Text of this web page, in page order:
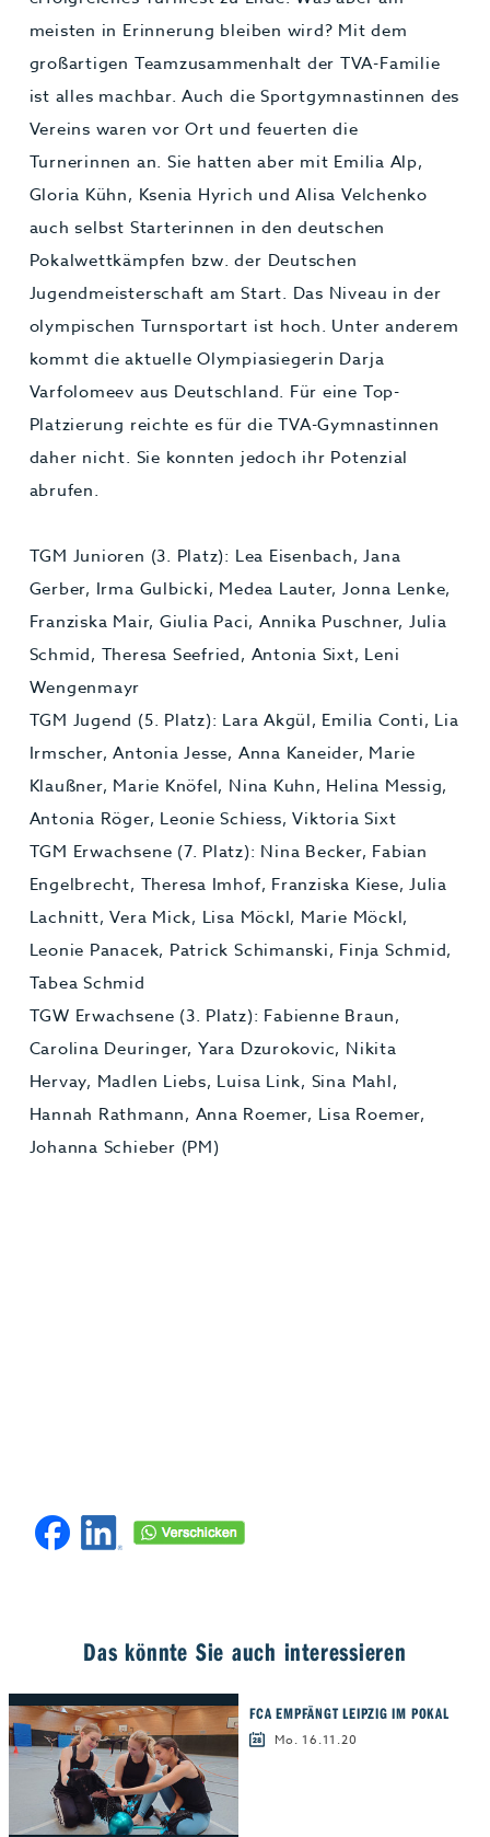
meisten in Erinnerung bleiben wird? Mit dem
großartigen Teamzusammenhalt der TVA-Familie
ist alles machbar. Auch die Sportgymnastinnen des
Vereins waren vor Ort und feuerten die
Turnerinnen an. Sie hatten aber mit Emilia Alp,
Gloria Kühn, Ksenia Hyrich und Alisa Velchenko
auch selbst Starterinnen in den deutschen
Pokalwettkämpfen bzw. der Deutschen
Jugendmeisterschaft am Start. Das Niveau in der
olympischen Turnsportart ist hoch. Unter anderem
kommt die aktuelle Olympiasiegerin Darja
Varfolomeev aus Deutschland. Für eine Top-
Platzierung reichte es für die TVA-Gymnastinnen
daher nicht. Sie konnten jedoch ihr Potenzial
abrufen.
TGM Junioren (3. Platz): Lea Eisenbach, Jana
Gerber, Irma Gulbicki, Medea Lauter, Jonna Lenke,
Franziska Mair, Giulia Paci, Annika Puschner, Julia
Schmid, Theresa Seefried, Antonia Sixt, Leni
Wengenmayr
TGM Jugend (5. Platz): Lara Akgül, Emilia Conti, Lia
Irmscher, Antonia Jesse, Anna Kaneider, Marie
Klaußner, Marie Knöfel, Nina Kuhn, Helina Messig,
Antonia Röger, Leonie Schiess, Viktoria Sixt
TGM Erwachsene (7. Platz): Nina Becker, Fabian
Engelbrecht, Theresa Imhof, Franziska Kiese, Julia
Lachnitt, Vera Mick, Lisa Möckl, Marie Möckl,
Leonie Panacek, Patrick Schimanski, Finja Schmid,
Tabea Schmid
TGW Erwachsene (3. Platz): Fabienne Braun,
Carolina Deuringer, Yara Dzurokovic, Nikita
Hervay, Madlen Liebs, Luisa Link, Sina Mahl,
Hannah Rathmann, Anna Roemer, Lisa Roemer,
Johanna Schieber (PM)
Das könnte Sie auch interessieren
FCA EMPFÄNGT LEIPZIG IM POKAL
Mo. 16.11.20